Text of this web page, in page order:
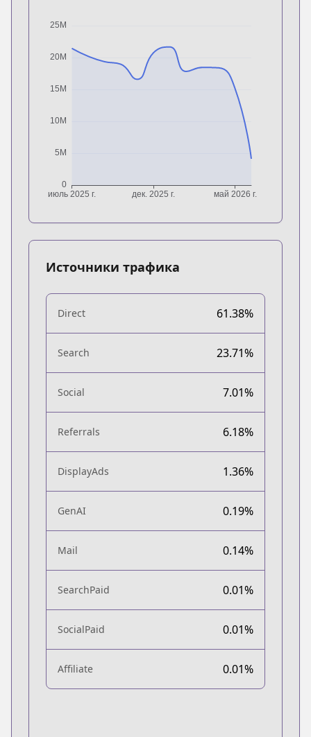
Источники трафика
Direct 61.38%
Search 23.71%
Social 7.01%
Referrals 6.18%
DisplayAds 1.36%
GenAI 0.19%
Mail 0.14%
SearchPaid 0.01%
SocialPaid 0.01%
Affiliate 0.01%